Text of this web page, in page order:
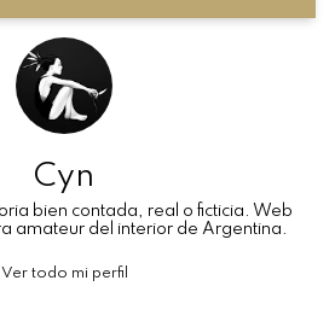
Cyn
bien contada, real o ficticia. Web
amateur del interior de Argentina.
Ver todo mi perfil